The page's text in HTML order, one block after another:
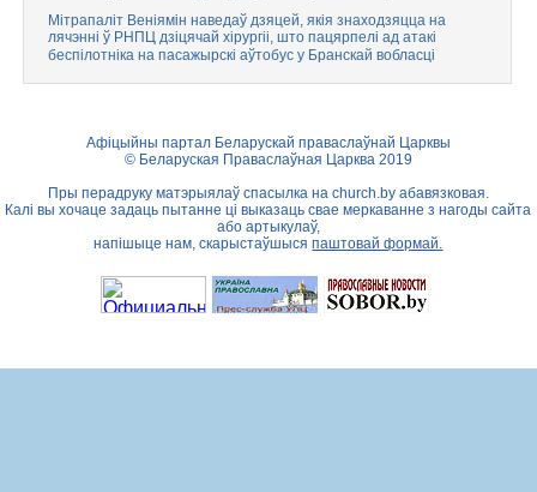
Мітрапаліт Веніямін наведаў дзяцей, якія знаходзяцца на
лячэнні ў РНПЦ дзіцячай хірургіі, што пацярпелі ад атакі
беспілотніка на пасажырскі аўтобус у Бранскай вобласці
Афіцыйны партал Беларускай праваслаўнай Царквы
© Беларуская Праваслаўная Царква 2019
Пры перадруку матэрыялаў спасылка на church.by абавязковая.
Калі вы хочаце задаць пытанне ці выказаць свае меркаванне з нагоды сайта
або артыкулаў,
напішыце нам, скарыстаўшысяпаштовай формай.